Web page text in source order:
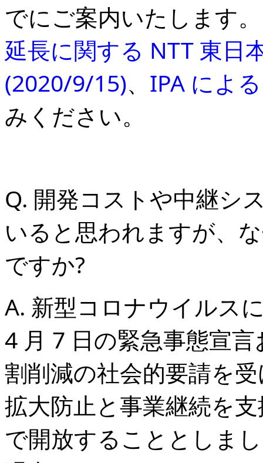
でにご案内いたします。
延長に関する NTT 東日
(2020/9/15)、 IPA によ
みください。
Q. 開発コストや中継シ
いると思われますが、
ですか?
A. 新型コロナウイルス
4 月 7 日の緊急事態宣
割削減の社会的要請を
拡大防止と事業継続を
で開放することとしま